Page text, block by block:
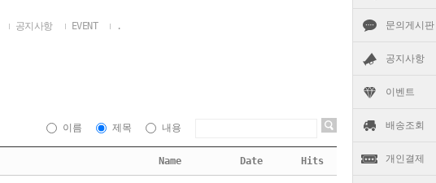
문의게시판
공지사항
이벤트
배송조회
개인결제
공지사항 EVENT .
이름 제목 내용
Name Date Hits